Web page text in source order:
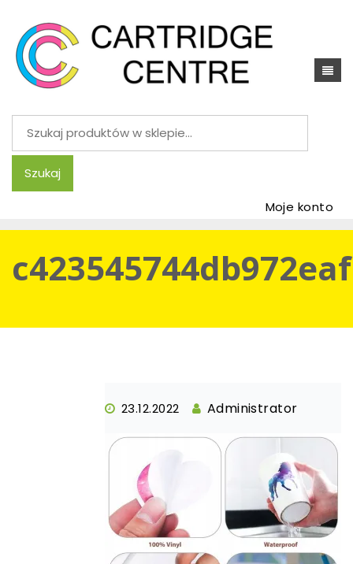
Szukaj:
Szukaj
Moje konto
23.12.2022 Administrator